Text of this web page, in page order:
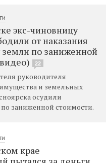
экс-чиновницу
от наказания
земли по заниженной
22
руководителя
и земельных
осудили
заниженной стоимости.
крае